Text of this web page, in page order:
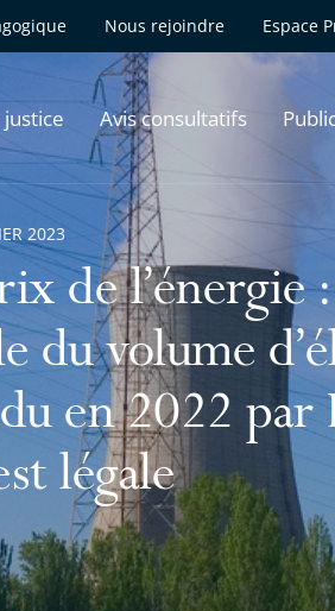
Nous rejoindre Espace
Avis consultatifs
de l’énergie
du volume
en 2022 par
légale
2023